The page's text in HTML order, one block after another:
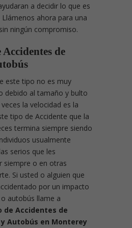
a decidir lo que es
ahora para una
ningún compromiso.
de
este tipo no es muy
debido al tamaño y bulto
la velocidad es la
tipo de Accidente que la
termina siempre siendo
usualmente
serios que les
siempre o en otras
Si usted o alguien que
por un impacto
autobús llame a
de Accidentes de
Autobús en Monterey